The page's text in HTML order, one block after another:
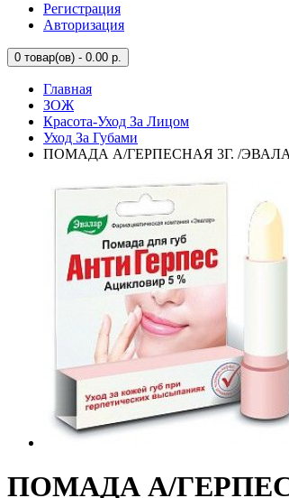
Регистрация
Авторизация
0 товар(ов) - 0.00 р.
Главная
ЗОЖ
Красота-Уход За Лицом
Уход За Губами
ПОМАДА А/ГЕРПЕСНАЯ 3Г. /
ПОМАДА А/